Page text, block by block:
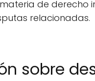
de
relacionadas.
sobre